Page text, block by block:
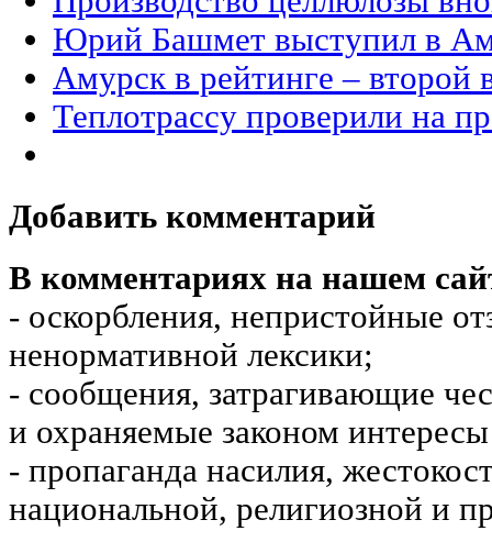
Юрий Башмет выступил в
Амурск в рейтинге –
Теплотрассу проверили на
Добавить комментарий
В комментариях на нашем
- оскорбления, непристойные
ненормативной лексики;
- сообщения, затрагивающие
и охраняемые законом
- пропаганда насилия,
национальной, религиозной и